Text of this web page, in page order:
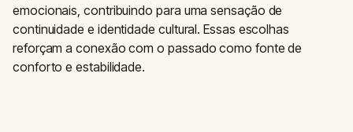
emocionais, contribuindo para uma sensação de
continuidade e identidade cultural. Essas escolhas
reforçam a conexão com o passado como fonte de
conforto e estabilidade.